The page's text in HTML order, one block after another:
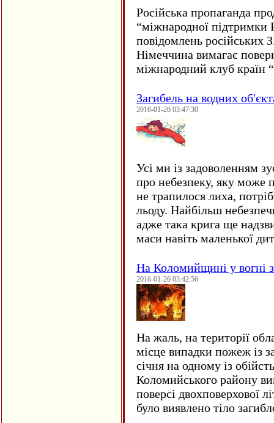
Російська пропаганда
“міжнародної підтримки
повідомлень російських
Німеччина вимагає
міжнародний клуб країн
Загибель на водних
2016-01-26 03:47:30
Усі ми із задоволенням
про небезпеку, яку може
не трапилося лиха,
льоду. Найбільш
адже така крига ще
маси навіть маленької
На Коломийщині у вогні
2016-01-26 03:42:56
На жаль, на території
місце випадки пожеж із
січня на одному із
Коломийського району
поверсі двохповерхової
було виявлено тіло